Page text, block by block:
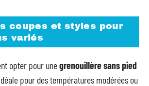
coupes et styles pour
variés
opter pour unegrenouillère sans pied
pour des températures modérées ou